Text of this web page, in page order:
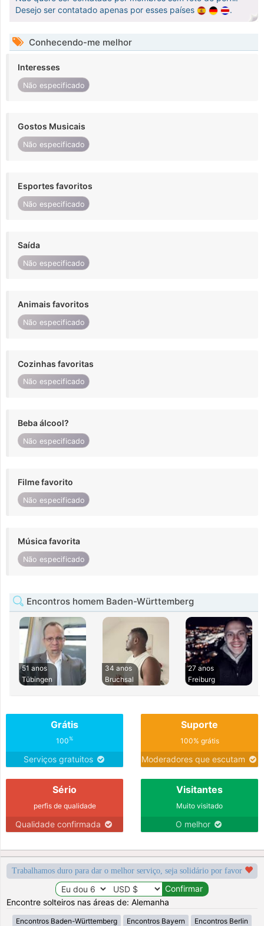
Desejo ser contatado apenas por esses países
.
Conhecendo-me melhor
Interesses
Não especificado
Gostos Musicais
Não especificado
Esportes favoritos
Não especificado
Saída
Não especificado
Animais favoritos
Não especificado
Cozinhas favoritas
Não especificado
Beba álcool?
Não especificado
Filme favorito
Não especificado
Música favorita
Não especificado
Encontros homem Baden-Württemberg
51 anos
Tübingen
34 anos
Bruchsal
27 anos
Freiburg
Grátis
100%
Serviços gratuitos
Suporte
100% grátis
Moderadores que escutam
Sério
perfis de qualidade
Qualidade confirmada
Visitantes
Muito visitado
O melhor
Trabalhamos duro para dar o melhor serviço, seja solidário por favor
Encontre solteiros nas áreas de: Alemanha
Encontros Baden-Württemberg Encontros Bayern Encontros Berlin